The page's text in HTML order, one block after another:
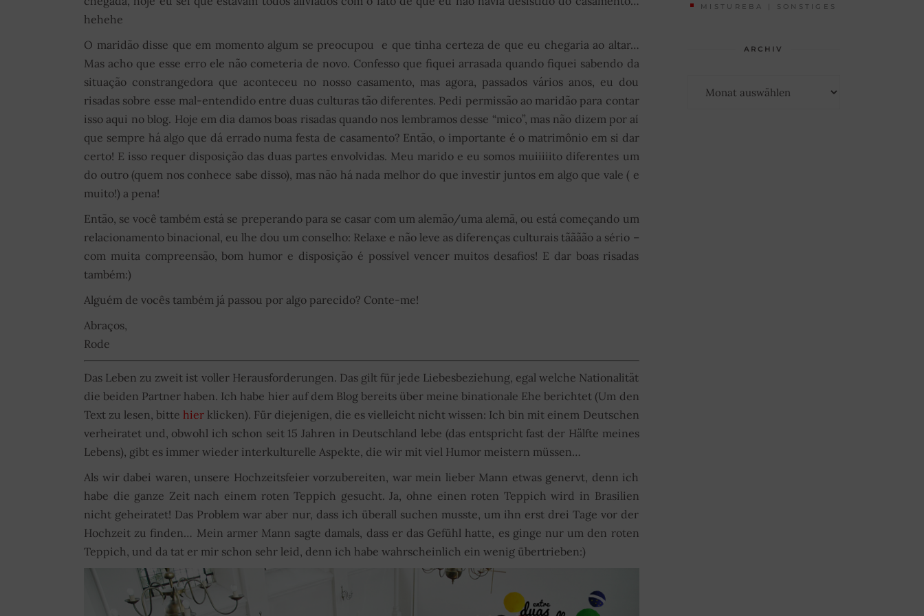
hehehe
O maridão disse que em momento algum se preocupou e que tinha certeza de que eu chegaria ao altar…
Mas acho que esse erro ele não cometeria de novo. Confesso que fiquei arrasada quando fiquei sabendo da
situação constrangedora que aconteceu no nosso casamento, mas agora, passados vários anos, eu dou
risadas sobre esse mal-entendido entre duas culturas tão diferentes. Pedi permissão ao maridão para contar
isso aqui no blog. Hoje em dia damos boas risadas quando nos lembramos desse “mico”, mas não dizem por aí
que sempre há algo que dá errado numa festa de casamento? Então, o importante é o matrimônio em si dar
certo! E isso requer disposição das duas partes envolvidas. Meu marido e eu somos muiiiiito diferentes um
do outro (quem nos conhece sabe disso), mas não há nada melhor do que investir juntos em algo que vale ( e
muito!) a pena!
Então, se você também está se preperando para se casar com um alemão/uma alemã, ou está começando um
relacionamento binacional, eu lhe dou um conselho: Relaxe e não leve as diferenças culturais tãããão a sério –
com muita compreensão, bom humor e disposição é possível vencer muitos desafios! E dar boas risadas
também:)
Alguém de vocês também já passou por algo parecido? Conte-me!
Abraços,
Rode
Das Leben zu zweit ist voller Herausforderungen. Das gilt für jede Liebesbeziehung, egal welche Nationalität
die beiden Partner haben. Ich habe hier auf dem Blog bereits über meine binationale Ehe berichtet (Um den
Text zu lesen, bittehier klicken). Für diejenigen, die es vielleicht nicht wissen: Ich bin mit einem Deutschen
verheiratet und, obwohl ich schon seit 15 Jahren in Deutschland lebe (das entspricht fast der Hälfte meines
Lebens), gibt es immer wieder interkulturelle Aspekte, die wir mit viel Humor meistern müssen…
Als wir dabei waren, unsere Hochzeitsfeier vorzubereiten, war mein lieber Mann etwas genervt, denn ich
habe die ganze Zeit nach einem roten Teppich gesucht. Ja, ohne einen roten Teppich wird in Brasilien
nicht geheiratet! Das Problem war aber nur, dass ich überall suchen musste, um ihn erst drei Tage vor der
Hochzeit zu finden… Mein armer Mann sagte damals, dass er das Gefühl hatte, es ginge nur um den roten
Teppich, und da tat er mir schon sehr leid, denn ich habe wahrscheinlich ein wenig übertrieben:)
MISTUREBA | SONSTIGES
ARCHIV